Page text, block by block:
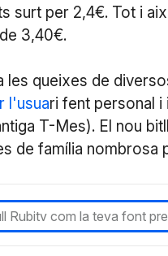
surt per 2,4€. Tot i
3,40€.
les queixes de
l'usuari fent personal i
T-Mes). El nou
de família nombrosa
Rubitv com la teva font